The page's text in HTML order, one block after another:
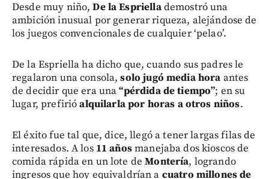
Desde muy niño,De la Espriellademostró una
ambición inusual por generar riqueza, alejándose de
los juegos convencionales de cualquier ‘pelao’.
De la Espriella ha dicho que, cuando sus padres le
regalaron una consola,solo jugó media hora antes
de decidir que era una“pérdida de tiempo”; en su
lugar, prefirióalquilarla por horas a otros niños.
El éxito fue tal que, dice, llegó a tener largas filas de
interesados. A los 11 añosmanejaba dos kioscos de
comida rápida en un lote deMontería, logrando
ingresos que hoy equivaldrían a cuatro millones de